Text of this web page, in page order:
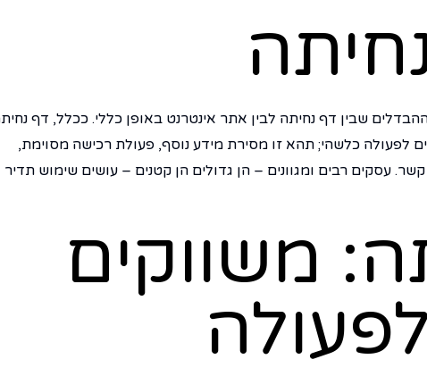
שבין דף נחיתה לבין אתר אינטרנט באופן כללי. ככלל, דף
לפעולה כלשהי; תהא זו מסירת מידע נוסף, פעולת רכישה מסוימת,
עסקים רבים ומגוונים – הן גדולים הן קטנים – עושים שימוש תדיר
משווקים